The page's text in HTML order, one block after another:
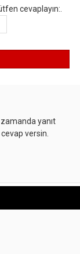
cevaplayın:.
zamanda yanıt
versin.